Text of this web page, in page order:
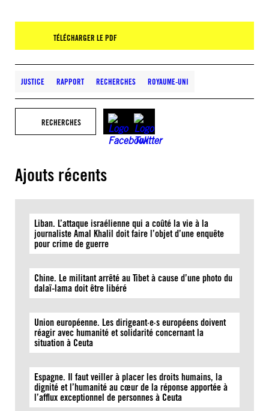
TÉLÉCHARGER LE PDF
JUSTICE RAPPORT RECHERCHES ROYAUME-UNI
RECHERCHES
Ajouts récents
Liban. L’attaque israélienne qui a coûté la vie à la
journaliste Amal Khalil doit faire l’objet d’une enquête
pour crime de guerre
Chine. Le militant arrêté au Tibet à cause d’une photo du
dalaï-lama doit être libéré
Union européenne. Les dirigeant·e·s européens doivent
réagir avec humanité et solidarité concernant la
situation à Ceuta
Espagne. Il faut veiller à placer les droits humains, la
dignité et l’humanité au cœur de la réponse apportée à
l’afflux exceptionnel de personnes à Ceuta